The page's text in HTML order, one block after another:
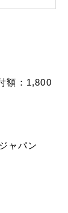
額：1,800
ャパン